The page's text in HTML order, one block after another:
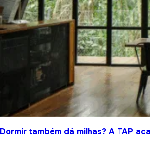
Dormir também dá milhas? A TAP